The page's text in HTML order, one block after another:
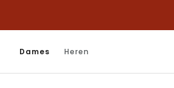
Dames Heren